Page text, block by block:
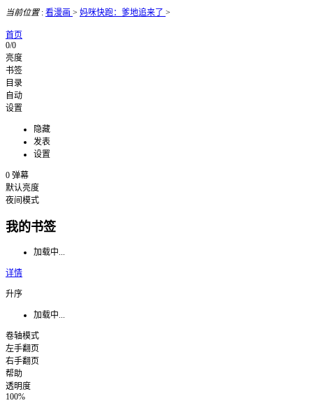
当前位置: 看漫画 > 妈咪快跑：爹地追来了 >
首页
0/0
亮度
书签
目录
自动
设置
隐藏
发表
设置
0 弹幕
默认亮度
夜间模式
我的书签
加载中...
详情
升序
加载中...
卷轴模式
左手翻页
右手翻页
帮助
透明度
100%